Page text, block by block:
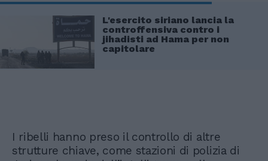
L'esercito siriano lancia la
controffensiva contro i
jihadisti ad Hama per non
capitolare
I ribelli hanno preso il controllo di altre
strutture chiave, come stazioni di polizia di